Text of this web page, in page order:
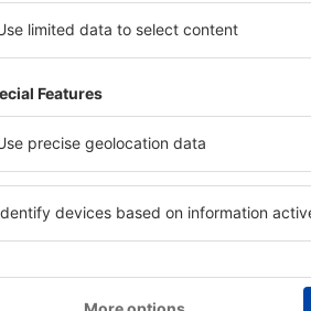
a Praga utilizzando un
e le date di check-
il numero di viaggiatori, il motore
a Praga. Filtrando i
numero di stelle, valutazioni
opzione di cancellazione
molto più semplice.
a Praga in pochi minuti. A
prenotare solo l'alloggio
a Praga?